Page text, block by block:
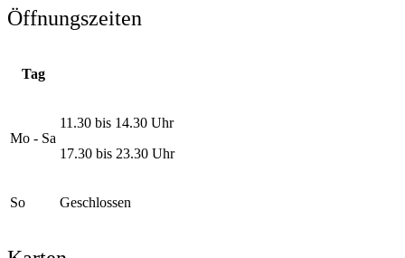
Öffnungszeiten
Tag
Mo - Sa
11.30 bis 14.30 Uhr
17.30 bis 23.30 Uhr
So Geschlossen